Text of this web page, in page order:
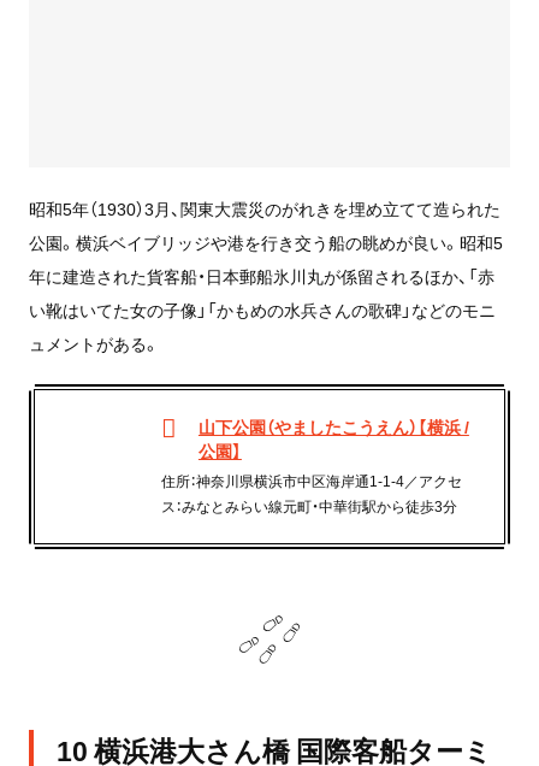
昭和5年（1930）3月、関東大震災のがれきを埋め立てて造られた
公園。横浜ベイブリッジや港を行き交う船の眺めが良い。昭和5
年に建造された貨客船・日本郵船氷川丸が係留されるほか、「赤
い靴はいてた女の子像」「かもめの水兵さんの歌碑」などのモニ
ュメントがある。
山下公園（やましたこうえん）【横浜 /
公園】
住所：神奈川県横浜市中区海岸通1-1-4／アクセ
ス：みなとみらい線元町・中華街駅から徒歩3分
10 横浜港大さん橋 国際客船ターミ